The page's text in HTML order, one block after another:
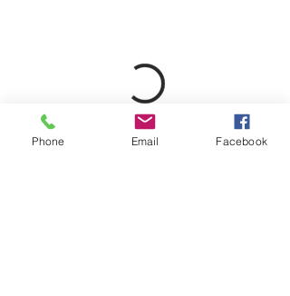
Phone Email Facebook